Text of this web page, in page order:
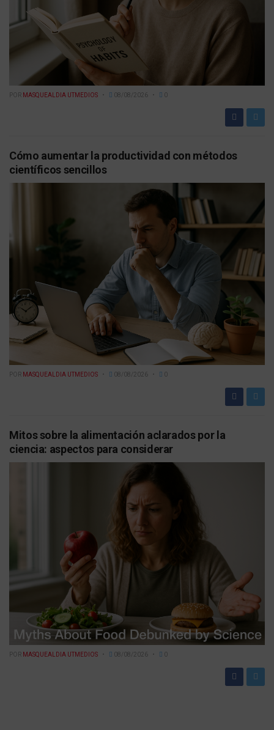
POR MASQUEALDIA UTMEDIOS 08/08/2026 0
Cómo aumentar la productividad con métodos
científicos sencillos
POR MASQUEALDIA UTMEDIOS 08/08/2026 0
Mitos sobre la alimentación aclarados por la
ciencia: aspectos para considerar
POR MASQUEALDIA UTMEDIOS 08/08/2026 0